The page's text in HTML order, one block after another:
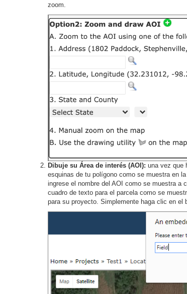
zoom.
Dibuje su Área de interés (AOI): una vez que
esquinas de tu polígono como se muestra en
ingrese el nombre del AOI como se muestra a
cuadro de texto para el parcela como se
para su proyecto. Simplemente haga clic en el